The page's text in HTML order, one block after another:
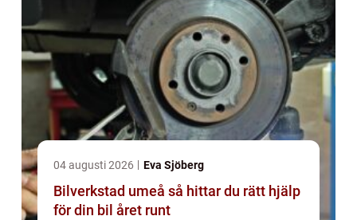
04 augusti 2026 Eva Sjöberg
Bilverkstad umeå så hittar du rätt hjälp
för din bil året runt